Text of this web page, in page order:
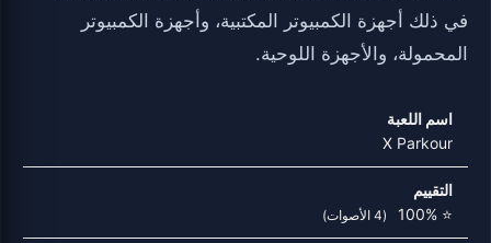
في ذلك أجهزة الكمبيوتر المكتبية، وأجهزة الكمبيوتر
المحمولة، والأجهزة اللوحية.
اسم اللعبة
X Parkour
التقييم
⭐ 100%
(4 الأصوات)